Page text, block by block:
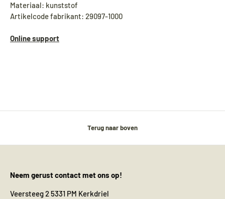
Materiaal: kunststof
Artikelcode fabrikant: 29097-1000
Online support
Terug naar boven
Neem gerust contact met ons op!
Veersteeg 2 5331 PM Kerkdriel